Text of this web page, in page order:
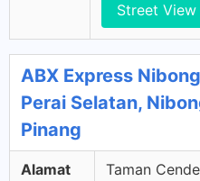
Street View
ABX Express
Perai Selatan,
Pinang
Alamat
Taman